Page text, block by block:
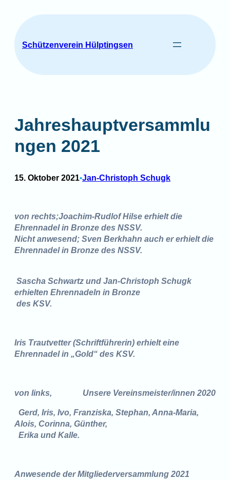
springen
Schützenverein Hülptingsen
Jahreshauptversammlu
ngen 2021
15. Oktober 2021•Jan-Christoph Schugk
von rechts;Joachim-Rudlof Hilse erhielt die
Ehrennadel in Bronze des NSSV.
Nicht anwesend; Sven Berkhahn auch er erhielt die
Ehrennadel in Bronze des NSSV.
Sascha Schwartz und Jan-Christoph Schugk
erhielten Ehrennadeln in Bronze
des KSV.
Iris Trautvetter (Schriftführerin) erhielt eine
Ehrennadel in „Gold“ des KSV.
von links, Unsere Vereinsmeister/innen 2020
Gerd, Iris, Ivo, Franziska, Stephan, Anna-Maria,
Alois, Corinna, Günther,
Erika und Kalle.
Anwesende der Mitgliederversammlung 2021